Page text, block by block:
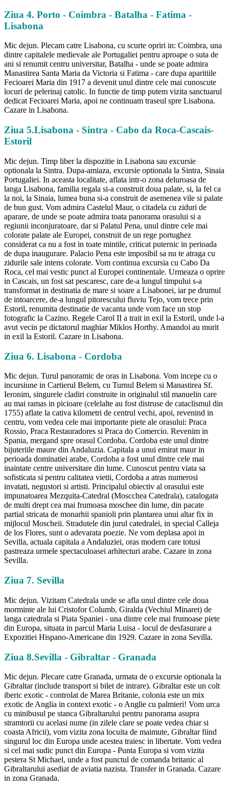
Ziua 4. Porto - Coimbra - Batalha - Fatima -
Lisabona
Mic dejun. Plecam catre Lisabona, cu scurte opriri in: Coimbra, una
dintre capitalele medievale ale Portugaliei pentru aproape o suta de
ani si renumit centru universitar, Batalha - unde se poate admira
Manastirea Santa Maria da Victoria si Fatima - care dupa aparitiile
Fecioarei Maria din 1917 a devenit unul dintre cele mai cunoscute
locuri de pelerinaj catolic. In functie de timp putem vizita sanctuarul
dedicat Fecioarei Maria, apoi ne continuam traseul spre Lisabona.
Cazare in Lisabona.
Ziua 5.Lisabona - Sintra - Cabo da Roca-Cascais-
Estoril
Mic dejun. Timp liber la dispozitie in Lisabona sau excursie
optionala la Sintra. Dupa-amiaza, excursie optionala la Sintra, Sinaia
Portugaliei. In aceasta localitate, aflata intr-o zona deluroasa de
langa Lisabona, familia regala si-a construit doua palate, si, la fel ca
la noi, la Sinaia, lumea buna si-a construit de asemenea vile si palate
de bun gust. Vom admira Castelul Maur, o citadela cu ziduri de
aparare, de unde se poate admira toata panorama orasului si a
regiunii inconjuratoare, dar si Palatul Pena, unul dintre cele mai
colorate palate ale Europei, construit de un rege portughez
considerat ca nu a fost in toate mintile, criticat puternic in perioada
de dupa inaugurare. Palacio Pena este imposibil sa nu te atraga cu
zidurile sale intens colorate. Vom continua excursia cu Cabo Da
Roca, cel mai vestic punct al Europei continentale. Urmeaza o oprire
in Cascais, un fost sat pescaresc, care de-a lungul timpului s-a
transformat in destinatia de mare si soare a Lisabonei, iar pe drumul
de intoarcere, de-a lungul pitorescului fluviu Tejo, vom trece prin
Estoril, renumita destinatie de vacanta unde vom face un stop
fotografic la Cazino. Regele Carol II a trait in exil la Estoril, unde l-a
avut vecin pe dictatorul maghiar Miklos Horthy. Amandoi au murit
in exil la Estoril. Cazare in Lisabona.
Ziua 6. Lisabona - Cordoba
Mic dejun. Turul panoramic de oras in Lisabona. Vom incepe cu o
incursiune in Cartierul Belem, cu Turnul Belem si Manastirea Sf.
Ieronim, singurele cladiri construite in originalul stil manuelin care
au mai ramas in picioare (celelalte au fost distruse de cataclismul din
1755) aflate la cativa kilometri de centrul vechi, apoi, revenind in
centru, vom vedea cele mai importante piete ale orasului: Praca
Rossio, Praca Restauradores si Praca do Comercio. Revenim in
Spania, mergand spre orasul Cordoba. Cordoba este unul dintre
bijuteriile maure din Andaluzia. Capitala a unui emirat maur in
perioada dominatiei arabe, Cordoba a fost unul dintre cele mai
inaintate centre universitare din lume. Cunoscut pentru viata sa
sofisticata si pentru calitatea vietii, Cordoba a atras numerosi
invatati, negustori si artisti. Principalul obiectiv al orasului este
impunatoarea Mezquita-Catedral (Moscchea Catedrala), catalogata
de multi drept cea mai frumoasa moschee din lume, din pacate
partial stricata de monarhii spanioli prin plantarea unui altar fix in
mijlocul Moscheii. Stradutele din jurul catedralei, in special Calleja
de los Flores, sunt o adevarata poezie. Ne vom deplasa apoi in
Sevilla, actuala capitala a Andaluziei, oras modern care totusi
pastreaza urmele spectaculoasei arhitecturi arabe. Cazare in zona
Sevilla.
Ziua 7. Sevilla
Mic dejun. Vizitam Catedrala unde se afla unul dintre cele doua
morminte ale lui Cristofor Columb, Giralda (Vechiul Minaret) de
langa catedrala si Piata Spaniei - una dintre cele mai frumoase piete
din Europa, situata in parcul Maria Luisa - locul de desfasurare a
Expozitiei Hispano-Americane din 1929. Cazare in zona Sevilla.
Ziua 8.Sevilla - Gibraltar - Granada
Mic dejun. Plecare catre Granada, urmata de o excursie optionala la
Gibraltar (include transport si bilet de intrare). Gibraltar este un colt
iberic exotic - controlat de Marea Britanie, colonia este un mix
exotic de Anglia in context exotic - o Anglie cu palmieri! Vom urca
cu minibusul pe stanca Gibraltarului pentru panorama asupra
stramtorii cu acelasi nume (in zilele clare se poate vedea chiar si
coasta Africii), vom vizita zona locuita de maimute, Gibraltar fiind
singurul loc din Europa unde acestea traiesc in libertate. Vom vedea
si cel mai sudic punct din Europa - Punta Europa si vom vizita
pestera St Michael, unde a fost punctul de comanda britanic al
Gibraltarului asediat de aviatia nazista. Transfer in Granada. Cazare
in zona Granada.